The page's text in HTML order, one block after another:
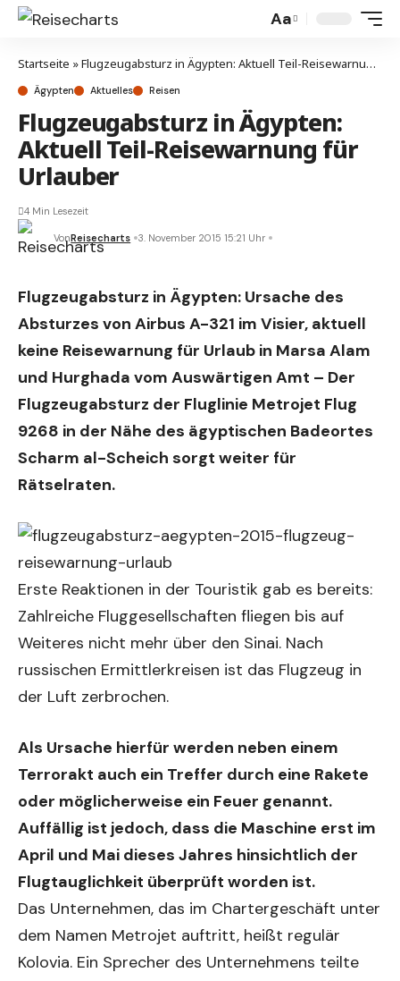
Aa
Startseite »Flugzeugabsturz in Ägypten: Aktuell Teil-Reisewarnung für Urlauber
Ägypten Aktuelles Reisen
Flugzeugabsturz in Ägypten:
Aktuell Teil-Reisewarnung für
Urlauber
VonReisecharts 3. November 2015 15:21 Uhr
4 Min Lesezeit
Flugzeugabsturz in Ägypten: Ursache des
Absturzes von Airbus A-321 im Visier, aktuell
keine Reisewarnung für Urlaub in Marsa Alam
und Hurghada vom Auswärtigen Amt – Der
Flugzeugabsturz der Fluglinie Metrojet Flug
9268 in der Nähe des ägyptischen Badeortes
Scharm al-Scheich sorgt weiter für
Rätselraten.
Erste Reaktionen in der Touristik gab es bereits:
Zahlreiche Fluggesellschaften fliegen bis auf
Weiteres nicht mehr über den Sinai. Nach
russischen Ermittlerkreisen ist das Flugzeug in
der Luft zerbrochen.
Als Ursache hierfür werden neben einem
Terrorakt auch ein Treffer durch eine Rakete
oder möglicherweise ein Feuer genannt.
Auffällig ist jedoch, dass die Maschine erst im
April und Mai dieses Jahres hinsichtlich der
Flugtauglichkeit überprüft worden ist.
Das Unternehmen, das im Chartergeschäft unter
dem Namen Metrojet auftritt, heißt regulär
Kolovia. Ein Sprecher des Unternehmens teilte